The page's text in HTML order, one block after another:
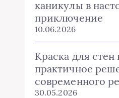
каникулы в
приключение
10.06.2026
Краска для стен
практичное
современного
30.05.2026